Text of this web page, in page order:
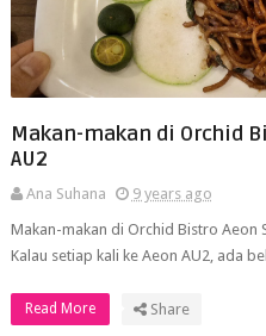
Makan-makan di Orchid
AU2
Ana Suhana
9 years ago
Makan-makan di Orchid Bistro Aeon
Kalau setiap kali ke Aeon AU2, ada
Read More Share